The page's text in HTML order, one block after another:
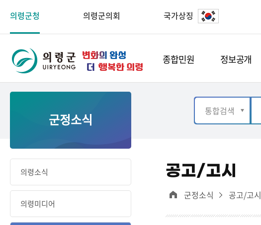
의령군청 의령군의회 국가상징
종합민원 정보공개
군정소식
의령소식
의령미디어
공고/고시
군정소식 공고/고시